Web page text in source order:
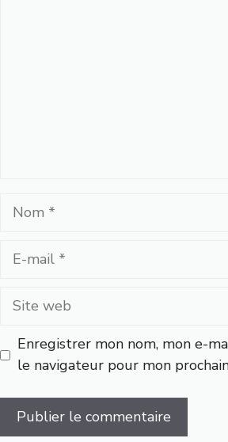
Nom
Site
Enregistrer mon nom, mon e-
le navigateur pour mon